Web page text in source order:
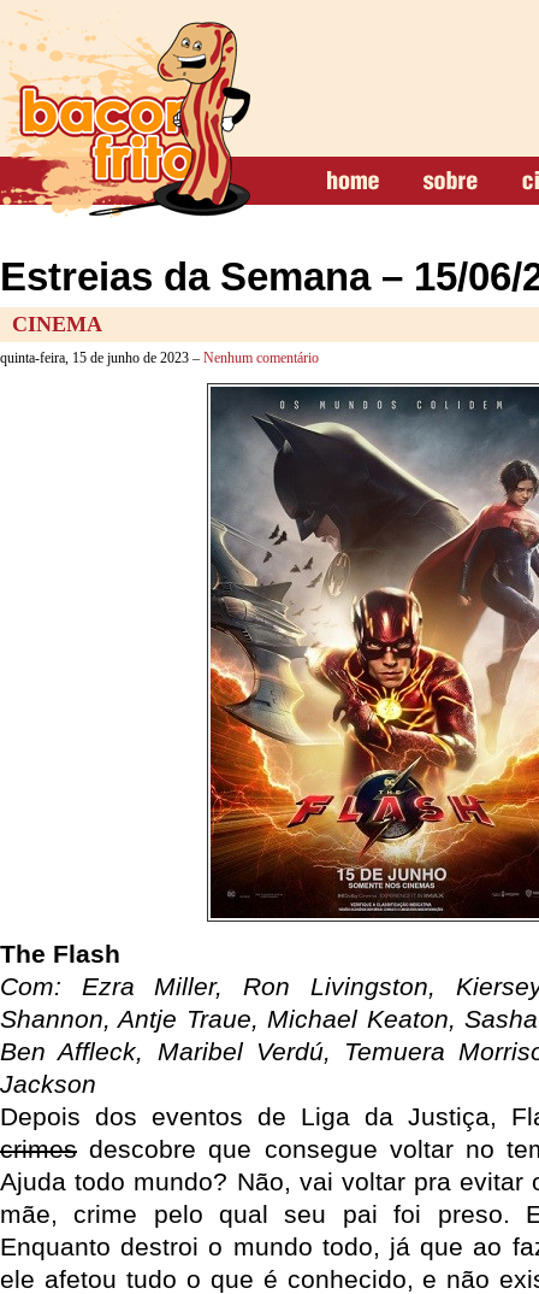
Estreias da Semana – 15/06/
CINEMA
quinta-feira, 15 de junho de 2023 – Nenhum comentário
The Flash
Com: Ezra Miller, Ron Livingston,
Shannon, Antje Traue, Michael Keaton,
Ben Affleck, Maribel Verdú, Temuera
Jackson
Depois dos eventos de Liga da Justiça,
crimes descobre que consegue voltar no
Ajuda todo mundo? Não, vai voltar pra evitar
mãe, crime pelo qual seu pai foi preso.
Enquanto destroi o mundo todo, já que ao
ele afetou tudo o que é conhecido, e não